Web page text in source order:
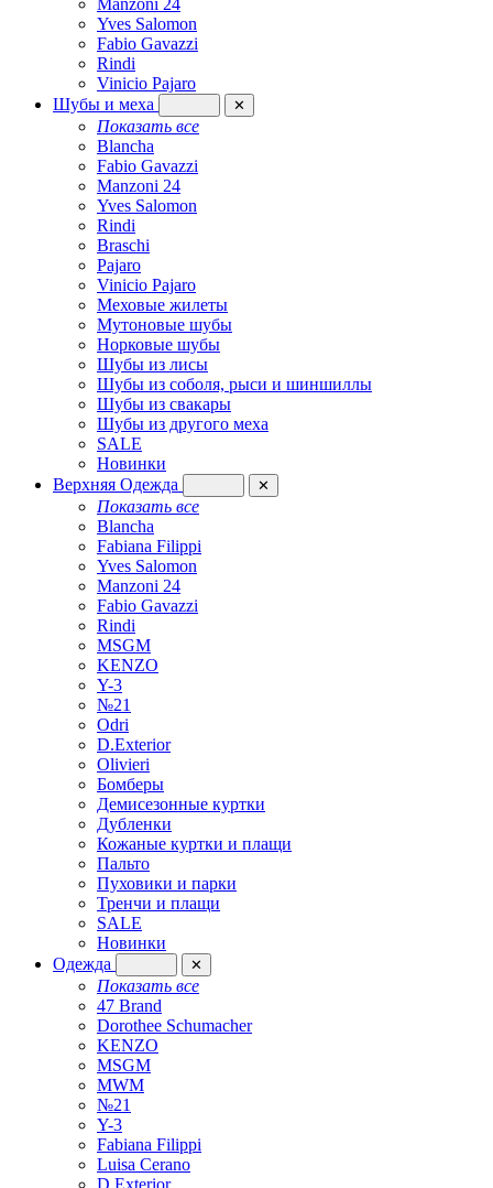
Manzoni 24
Yves Salomon
Fabio Gavazzi
Rindi
Vinicio Pajaro
Шубы и меха
✕
Показать все
Blancha
Fabio Gavazzi
Manzoni 24
Yves Salomon
Rindi
Braschi
Pajaro
Vinicio Pajaro
Меховые жилеты
Мутоновые шубы
Норковые шубы
Шубы из лисы
Шубы из соболя, рыси и шиншиллы
Шубы из свакары
Шубы из другого меха
SALE
Новинки
Верхняя Одежда
✕
Показать все
Blancha
Fabiana Filippi
Yves Salomon
Manzoni 24
Fabio Gavazzi
Rindi
MSGM
KENZO
Y-3
№21
Odri
D.Exterior
Olivieri
Бомберы
Демисезонные куртки
Дубленки
Кожаные куртки и плащи
Пальто
Пуховики и парки
Тренчи и плащи
SALE
Новинки
Одежда
✕
Показать все
47 Brand
Dorothee Schumacher
KENZO
MSGM
MWM
№21
Y-3
Fabiana Filippi
Luisa Cerano